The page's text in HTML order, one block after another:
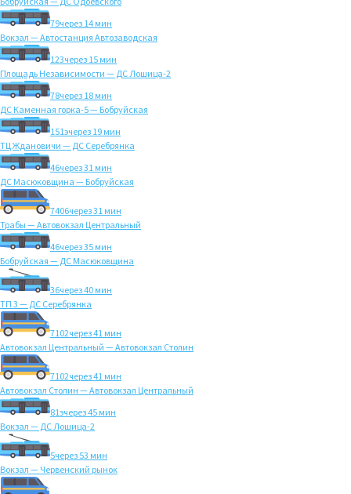
79через 14 мин
Вокзал — Автостанция Автозаводская
123через 15 мин
Площадь Независимости — ДС Лошица-2
78через 18 мин
ДС Каменная горка-5 — Бобруйская
151эчерез 19 мин
ТЦ Ждановичи — ДС Серебрянка
46через 31 мин
ДС Масюковщина — Бобруйская
7406через 31 мин
Трабы — Автовокзал Центральный
46через 35 мин
Бобруйская — ДС Масюковщина
36через 40 мин
ТП 3 — ДС Серебрянка
7102через 41 мин
Автовокзал Центральный — Автовокзал Столин
7102через 41 мин
Автовокзал Столин — Автовокзал Центральный
81эчерез 45 мин
Вокзал — ДС Лошица-2
5через 53 мин
Вокзал — Червенский рынок